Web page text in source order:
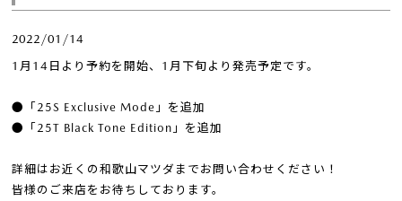
2022/01/14
1月14日より予約を開始、1月下旬より発売予定です。
●「25S Exclusive Mode」を追加
●「25T Black Tone Edition」を追加
詳細はお近くの和歌山マツダまでお問い合わせください！
皆様のご来店をお待ちしております。